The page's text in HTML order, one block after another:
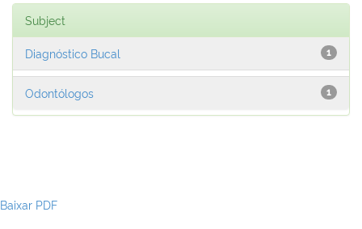
Subject
1
Diagnóstico Bucal
1
Odontólogos
Baixar PDF